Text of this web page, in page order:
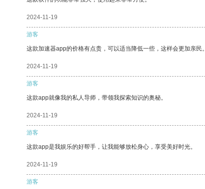
2024-11-19
游客
这款加速器app的价格有点贵，可以适当降低一些，这样会更加亲民。
2024-11-19
游客
这款app就像我的私人导师，带领我探索知识的奥秘。
2024-11-19
游客
这款app是我娱乐的好帮手，让我能够放松身心，享受美好时光。
2024-11-19
游客